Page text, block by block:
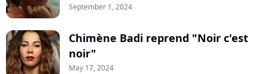
September 1, 2024
Chimène Badi reprend "Noir c'est
noir"
May 17, 2024